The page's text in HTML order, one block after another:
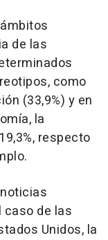
de las
como
(33,9%) y en
la
respecto
de las
Unidos, la